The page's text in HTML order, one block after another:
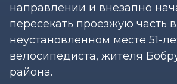
направлении и внезапно
пересекать проезжую часть в
неустановленном месте 51-
велосипедиста, жителя
района.